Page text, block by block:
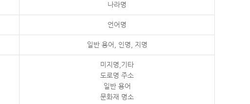
나라명
언어명
일반 용어, 인명, 지명
미지명,기타
도로명 주소
일반 용어
문화재 명소